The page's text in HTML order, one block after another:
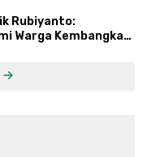
Rubiyanto:
Warga Kembangkan